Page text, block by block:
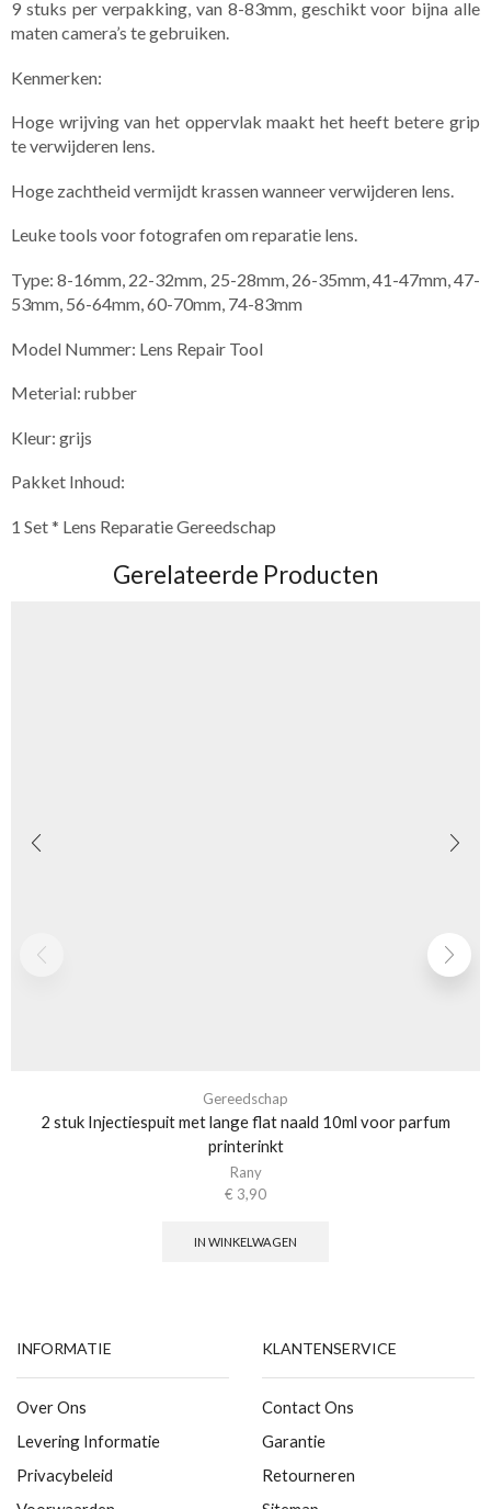
9 stuks per verpakking, van 8-83mm, geschikt voor bijna alle
maten camera’s te gebruiken.
Kenmerken:
Hoge wrijving van het oppervlak maakt het heeft betere grip
te verwijderen lens.
Hoge zachtheid vermijdt krassen wanneer verwijderen lens.
Leuke tools voor fotografen om reparatie lens.
Type: 8-16mm, 22-32mm, 25-28mm, 26-35mm, 41-47mm, 47-
53mm, 56-64mm, 60-70mm, 74-83mm
Model Nummer: Lens Repair Tool
Meterial: rubber
Kleur: grijs
Pakket Inhoud:
1 Set * Lens Reparatie Gereedschap
Gerelateerde Producten
Gereedschap
2 stuk Injectiespuit met lange flat naald 10ml voor parfum
printerinkt
Rany
€ 3,90
IN WINKELWAGEN
INFORMATIE
Over Ons
Levering Informatie
Privacybeleid
KLANTENSERVICE
Contact Ons
Garantie
Retourneren